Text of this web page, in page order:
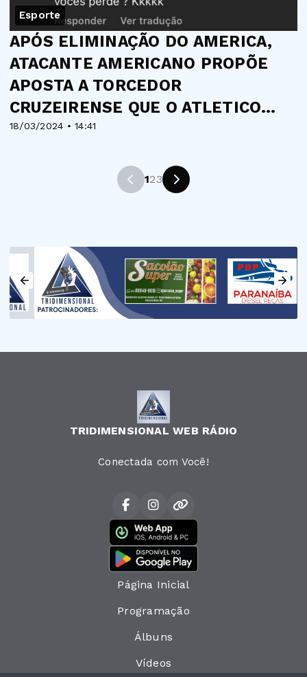
Esporte
18/03/2024 • 14:41
APÓS ELIMINAÇÃO DO AMERICA,
ATACANTE AMERICANO PROPÕE
APOSTA A TORCEDOR
CRUZEIRENSE QUE O ATLETICO
SERA O GRANDE CA...
123
TRIDIMENSIONAL WEB RÁDIO
Conectada com Você!
Página Inicial
Programação
Álbuns
Vídeos